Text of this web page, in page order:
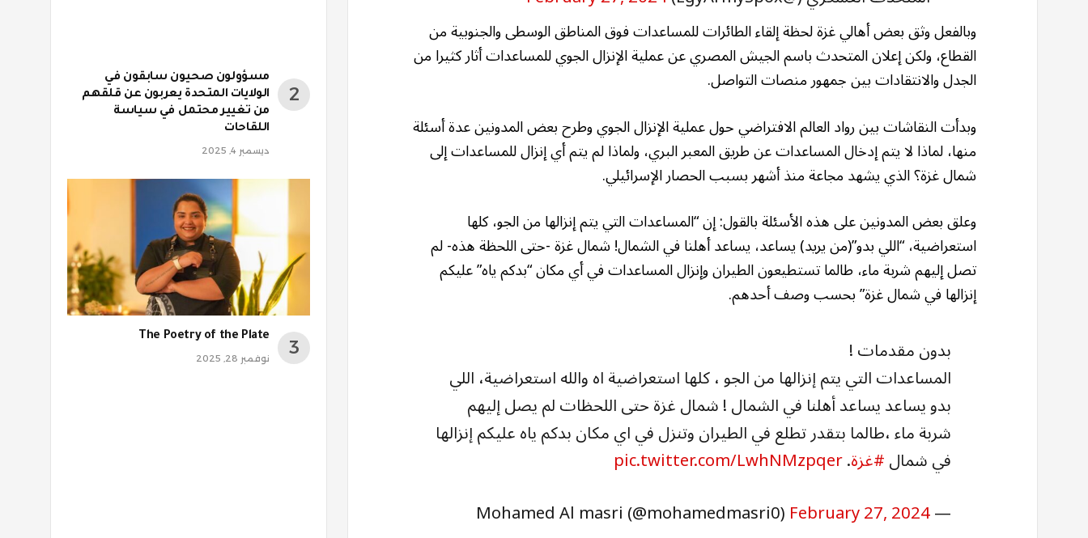
وبالفعل وثق بعض أهالي غزة لحظة إلقاء الطائرات للمساعدات فوق المناطق الوسطى والجنوبية من
القطاع، ولكن إعلان المتحدث باسم الجيش المصري عن عملية الإنزال الجوي للمساعدات أثار كثيرا من
الجدل والانتقادات بين جمهور منصات التواصل.
وبدأت النقاشات بين رواد العالم الافتراضي حول عملية الإنزال الجوي وطرح بعض المدونين عدة أسئلة
منها، لماذا لا يتم إدخال المساعدات عن طريق المعبر البري، ولماذا لم يتم أي إنزال للمساعدات إلى
شمال غزة؟ الذي يشهد مجاعة منذ أشهر بسبب الحصار الإسرائيلي.
وعلق بعض المدونين على هذه الأسئلة بالقول: إن “المساعدات التي يتم إنزالها من الجو، كلها
استعراضية، “اللي بدو”(من يريد) يساعد، يساعد أهلنا في الشمال! شمال غزة -حتى اللحظة هذه- لم
تصل إليهم شربة ماء، طالما تستطيعون الطيران وإنزال المساعدات في أي مكان “بدكم ياه” عليكم
إنزالها في شمال غزة” بحسب وصف أحدهم.
بدون مقدمات !
المساعدات التي يتم إنزالها من الجو ، كلها استعراضية اه والله استعراضية، اللي
بدو يساعد يساعد أهلنا في الشمال ! شمال غزة حتى اللحظات لم يصل إليهم
شربة ماء ،طالما بتقدر تطلع في الطيران وتنزل في اي مكان بدكم ياه عليكم إنزالها
في شمال#غزة.
pic.twitter.com/LwhNMzpqer
— Mohamed Al masri (@mohamedmasri0)
February 27, 2024
مسؤولون صحيون سابقون في
الولايات المتحدة يعربون عن قلقهم
من تغيير محتمل في سياسة
اللقاحات
ديسمبر 4, 2025
The Poetry of the Plate
نوفمبر 28, 2025